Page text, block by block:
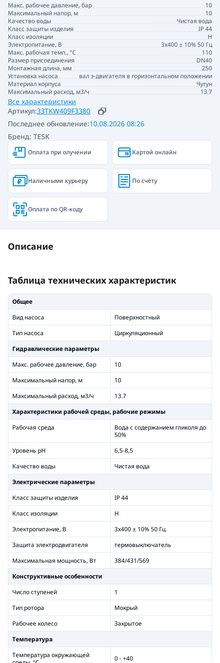
Артикул:33TKW409F3380
Бренд: TESK
Последнее обновление:10.08.2026 08:26
Макс. рабочее давление, бар
10
Максимальный напор, м
10
Качество воды
Чистая вода
Класс защиты изделия
IP 44
Класс изоляции
H
Электропитание, В
3x400 ± 10% 50 Гц
Макс. рабочая темп., °С
110
Размер присоединения
DN40
Монтажная длина, мм
250
Установка насоса
вал э-двигателя в горизонтальном положении
Материал корпуса
Чугун
Максимальный расход, м3/ч
13.7
Все характеристики
Оплата при олучении Картой онлайн
Наличными курьеру По счёту
Оплата по QR-коду
Описание
Таблица технических характеристик
Общее
Вид насоса
Поверхностный
Тип насоса
Циркуляционный
Гидравлические параметры
Макс. рабочее давление, бар
10
Максимальный напор, м
10
Максимальный расход, м3/ч
13.7
Xарактеристики рабочей среды, рабочие режимы
Рабочая среда
Вода с содержанием гликоля до
50%
Уровень рН
6,5-8,5
Качество воды
Чистая вода
Электрические параметры
Класс защиты изделия
IP 44
Класс изоляции
H
Электропитание, В
3x400 ± 10% 50 Гц
Защита электродвигателя
термовыключатель
Максимальная мощность, Вт
384/431/569
Конструктивные особенности
Число ступеней
1
Тип ротора
Мокрый
Рабочее колесо
Закрытое
Температура
Температура окружающей
0 - +40